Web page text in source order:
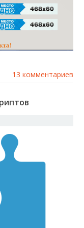
13 комментариев